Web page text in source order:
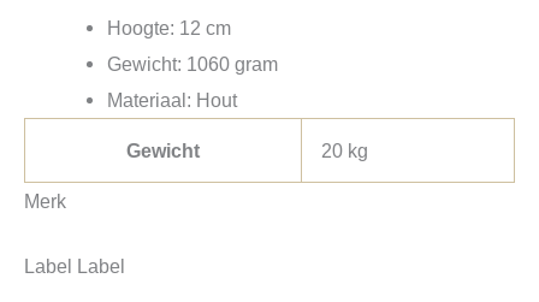
Hoogte: 12 cm
Gewicht: 1060 gram
Materiaal: Hout
Gewicht 20 kg
Merk
Label Label